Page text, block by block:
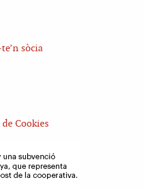
sòcia
Cookies